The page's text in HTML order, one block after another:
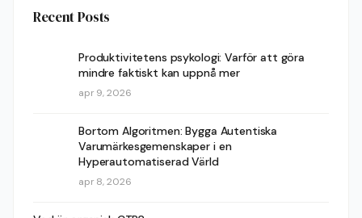
Recent Posts
Produktivitetens psykologi: Varför att göra
mindre faktiskt kan uppnå mer
apr 9, 2026
Bortom Algoritmen: Bygga Autentiska
Varumärkesgemenskaper i en
Hyperautomatiserad Värld
apr 8, 2026